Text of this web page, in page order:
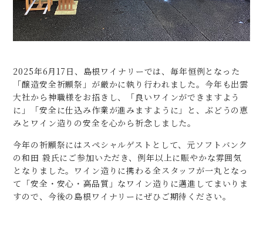
2025年6月17日、島根ワイナリーでは、毎年恒例となった
「醸造安全祈願祭」が厳かに執り行われました。今年も出雲
大社から神職様をお招きし、「良いワインができますよう
に」「安全に仕込み作業が進みますように」と、ぶどうの恵
みとワイン造りの安全を心から祈念しました。
今年の祈願祭にはスペシャルゲストとして、元ソフトバンク
の和田 毅氏にご参加いただき、例年以上に賑やかな雰囲気
となりました。ワイン造りに携わる全スタッフが一丸となっ
て「安全・安心・高品質」なワイン造りに邁進してまいりま
すので、今後の島根ワイナリーにぜひご期待ください。